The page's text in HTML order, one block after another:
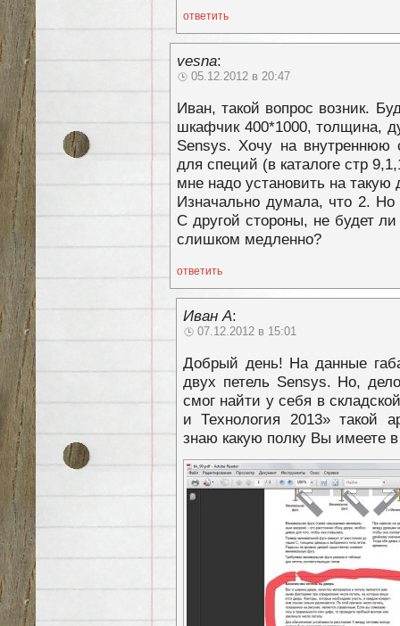
ответить
vesna:
05.12.2012 в 20:47
Иван, такой вопрос возник.
шкафчик 400*1000, толщина,
Sensys. Хочу на внутреннюю
для специй (в каталоге стр
мне надо установить на такую
Изначально думала, что 2. Но
С другой стороны, не будет
слишком медленно?
ответить
Иван А:
07.12.2012 в 15:01
Добрый день! На данные
двух петель Sensys. Но,
смог найти у себя в
и Технология 2013» такой
знаю какую полку Вы имеете